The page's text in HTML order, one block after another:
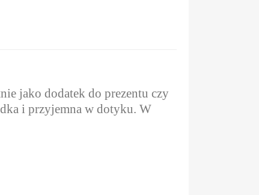
jako dodatek do prezentu czy
i przyjemna w dotyku. W